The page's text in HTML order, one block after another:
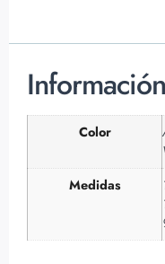
Color
Medidas